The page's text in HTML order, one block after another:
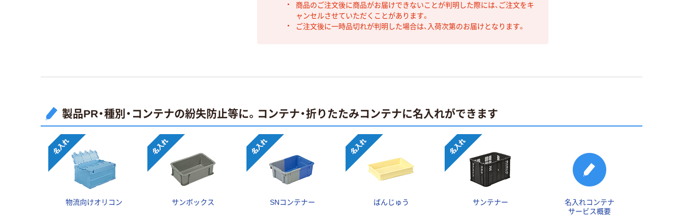
商品のご注文後に商品がお届けできないことが判明した際には、ご注文をキ
ャンセルさせていただくことがあります。
ご注文後に一時品切れが判明した場合は、入荷次第のお届けとなります。
製品PR・種別・コンテナの紛失防止等に。コンテナ・折りたたみコンテナに名入れができます
物流向けオリコン サンボックス SNコンテナー ばんじゅう サンテナー
名入れコンテナ
サービス概要